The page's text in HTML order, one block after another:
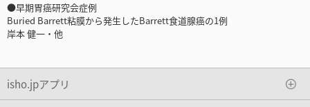
●早期胃癌研究会症例
Buried Barrett粘膜から発生したBarrett食道腺癌の1例
岸本 健一・他
isho.jpアプリ